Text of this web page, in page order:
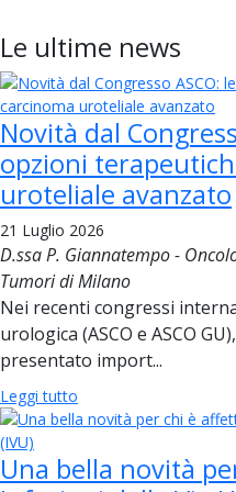
Le ultime news
Novità dal
opzioni
uroteliale avanzato
21 Luglio 2026
D.ssa P. Giannatempo -
Tumori di Milano
Nei recenti congressi
urologica (ASCO e ASCO
presentato import...
Leggi tutto
Una bella novità